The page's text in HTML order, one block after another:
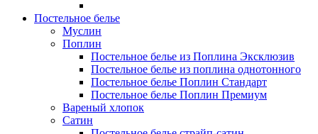
Постельное белье
Муслин
Поплин
Постельное белье из Поплина Эксклюзив
Постельное белье из поплина однотонного
Постельное белье Поплин Стандарт
Постельное белье Поплин Премиум
Вареный хлопок
Сатин